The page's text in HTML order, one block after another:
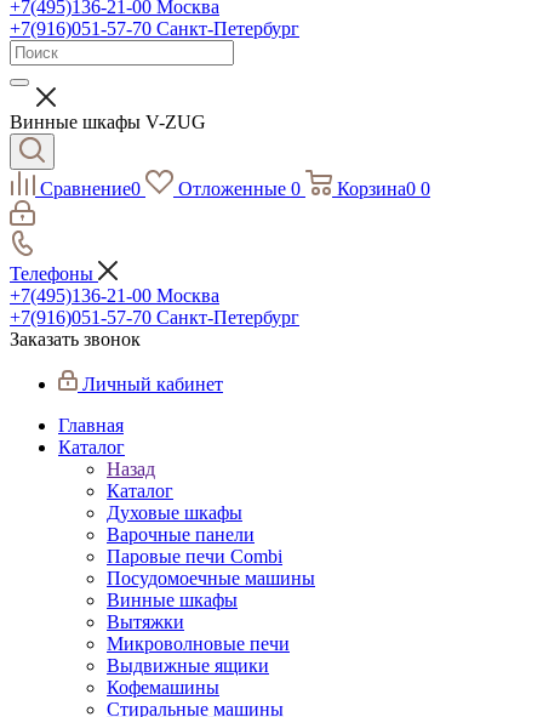
+7(495)136-21-00‬ Москва
+7(916)051-57-70 Санкт-Петербург
Винные шкафы V-ZUG
Сравнение0 Отложенные 0 Корзина0 0
Телефоны
+7(495)136-21-00‬ Москва
+7(916)051-57-70 Санкт-Петербург
Заказать звонок
Личный кабинет
Главная
Каталог
Назад
Каталог
Духовые шкафы
Варочные панели
Паровые печи Combi
Посудомоечные машины
Винные шкафы
Вытяжки
Микроволновые печи
Выдвижные ящики
Кофемашины
Стиральные машины